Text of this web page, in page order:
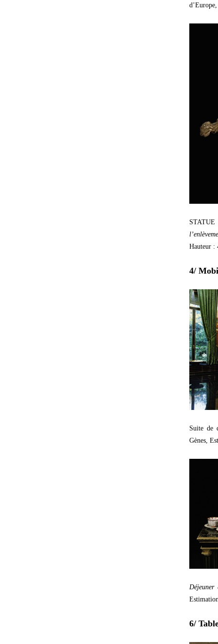
STATUE
Hauteur :
4/
Suite de
Gènes,
6/